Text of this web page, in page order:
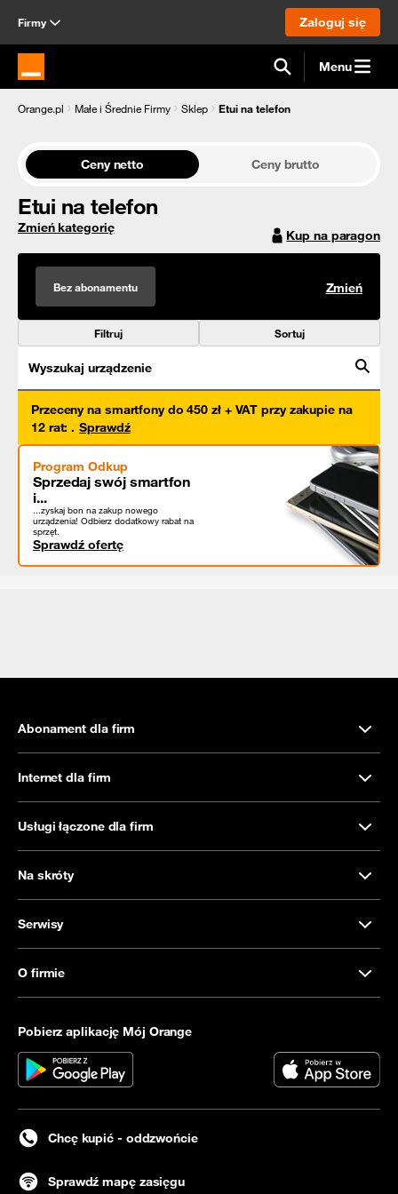
Firmy Zaloguj się
Strona główna Orange.pl Menu
Orange.pl Małe i Średnie Firmy Sklep Etui na telefon
Ceny netto Ceny brutto
Etui na telefon
Zmień kategorię Kup na paragon
Bez abonamentu Zmień
Filtruj Sortuj
Wyszukaj urządzenie
Przeceny na smartfony do 450 zł + VAT przy zakupie na
12 rat: . Sprawdź
Program Odkup
Sprzedaj swój smartfon
i...
...zyskaj bon na zakup nowego
urządzenia! Odbierz dodatkowy rabat na
sprzęt.
Sprawdź ofertę
Abonament dla firm
Internet dla firm
Usługi łączone dla firm
Na skróty
Serwisy
O firmie
Pobierz aplikację Mój Orange
Chcę kupić - oddzwońcie
Sprawdź mapę zasięgu